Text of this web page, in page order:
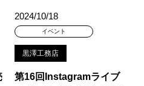
#アールギャラリー
#イベント #イベント情報
#インスタライブ
2024/10/18
イベント
黒澤工務店
第16回Instagramライブ